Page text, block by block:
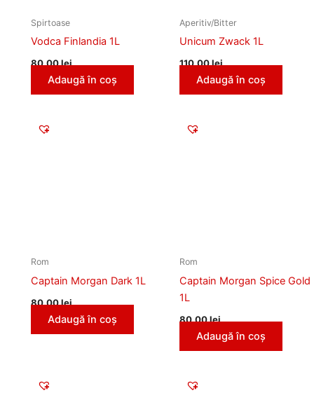
Spirtoase
Vodca Finlandia 1L
80,00lei
Adaugă în coș
Aperitiv/Bitter
Unicum Zwack 1L
110,00lei
Adaugă în coș
Rom
Captain Morgan Dark 1L
80,00lei
Adaugă în coș
Rom
Captain Morgan Spice Gold
1L
80,00lei
Adaugă în coș